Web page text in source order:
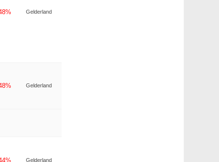
Gelderland
Gelderland
Gelderland